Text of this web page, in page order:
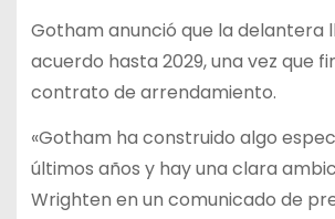
Gotham anunció que la delantera
acuerdo hasta 2029, una vez que
contrato de arrendamiento.
«Gotham ha construido algo
últimos años y hay una clara
Wrighten en un comunicado de